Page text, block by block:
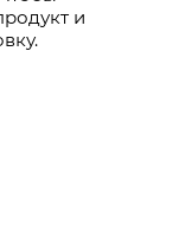
и